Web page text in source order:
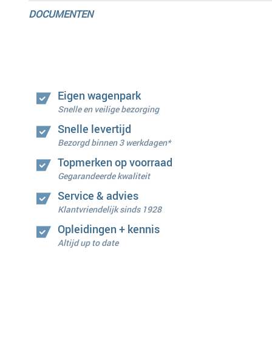
DOCUMENTEN
Eigen wagenpark
Snelle en veilige bezorging
Snelle levertijd
Bezorgd binnen 3 werkdagen*
Topmerken op voorraad
Gegarandeerde kwaliteit
Service & advies
Klantvriendelijk sinds 1928
Opleidingen + kennis
Altijd up to date